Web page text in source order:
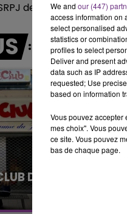
de Reims, est en
DE REIMS FERME
du centre-ville
15h00
Pop
We and our (447)
access information on
select personalised
statistics or
profiles to select
Deliver and present
data such as IP
requested; Use
based on information
Vous pouvez accepter
mes choix". Vous
ce site. Vous pouvez
bas de chaque page.